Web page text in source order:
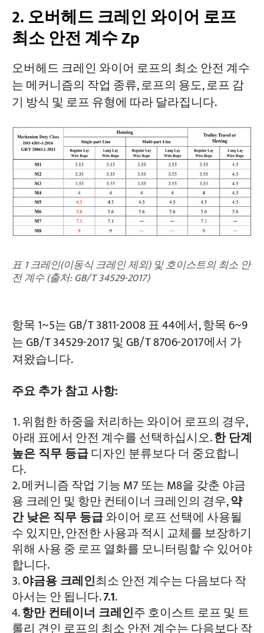
2. 오버헤드 크레인 와이어 로프
최소 안전 계수 Zp
오버헤드 크레인 와이어 로프의 최소 안전 계수
는 메커니즘의 작업 종류, 로프의 용도, 로프 감
기 방식 및 로프 유형에 따라 달라집니다.
표 1 크레인(이동식 크레인 제외) 및 호이스트의 최소 안
전 계수 (출처: GB/T 34529-2017)
항목 1~5는 GB/T 3811-2008 표 44에서, 항목 6~9
는 GB/T 34529-2017 및 GB/T 8706-2017에서 가
져왔습니다.
주요 추가 참고 사항:
위험한 하중을 처리하는 와이어 로프의 경우,
아래 표에서 안전 계수를 선택하십시오.한 단계
높은 직무 등급디자인 분류보다 더 중요합니
다.
메커니즘 작업 기능 M7 또는 M8을 갖춘 야금
용 크레인 및 항만 컨테이너 크레인의 경우,약
간 낮은 직무 등급와이어 로프 선택에 사용될
수 있지만, 안전한 사용과 적시 교체를 보장하기
위해 사용 중 로프 열화를 모니터링할 수 있어야
합니다.
야금용 크레인최소 안전 계수는 다음보다 작
아서는 안 됩니다.7.1.
항만 컨테이너 크레인주 호이스트 로프 및 트